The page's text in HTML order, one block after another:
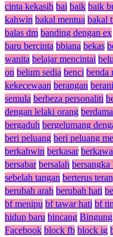
cinta kekasih bai baik baik
kahwin bakal mentua bakal
balas dm banding dengan ex
baru bercinta bbiana bekas
wanita belajar mencintai
on belum sedia benci benda
kekecewaan berangan berani
semula berbeza personaliti
dengan lelaki orang
bergaduh bergelumang
beri peluang beri peluang
berkahwin berkasar
bersabar bersalah bersangka
sebelah tangan berterus
berubah arah berubah hati
bf menipu bf tawar hati bf
hidup baru bincang Bingung
Facebook block fb block ig